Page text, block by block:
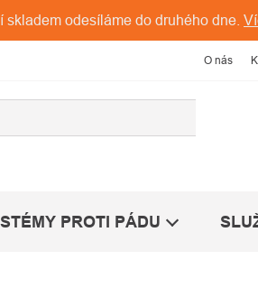
skladem odesíláme do druhého dne.
O nás
PROTI PÁDU